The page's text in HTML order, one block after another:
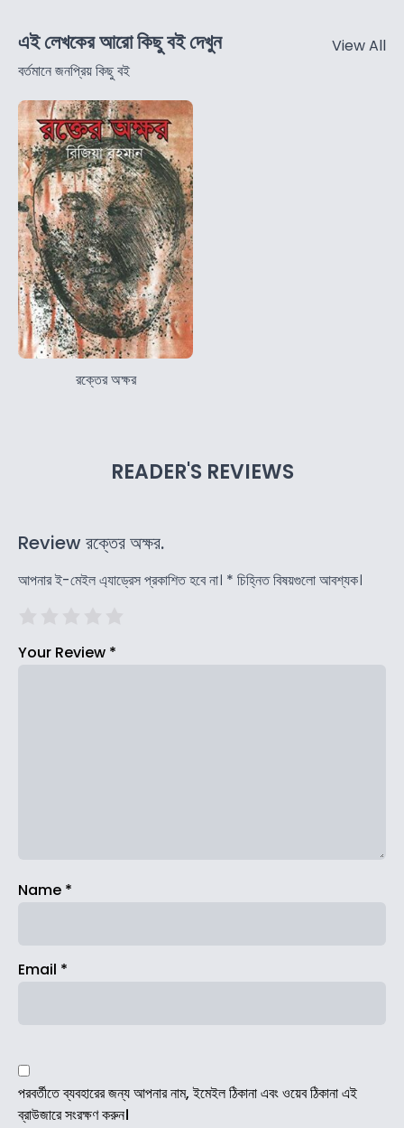
এই লেখকের আরো কিছু বই দেখুন
বর্তমানে জনপ্রিয় কিছু বই
View All
রক্তের অক্ষর
READER'S REVIEWS
Review রক্তের অক্ষর.
আপনার ই-মেইল এ্যাড্রেস প্রকাশিত হবে না। * চিহ্নিত বিষয়গুলো আবশ্যক।
Your Review *
Name *
Email *
পরবর্তীতে ব্যবহারের জন্য আপনার নাম, ইমেইল ঠিকানা এবং ওয়েব ঠিকানা এই
ব্রাউজারে সংরক্ষণ করুন।